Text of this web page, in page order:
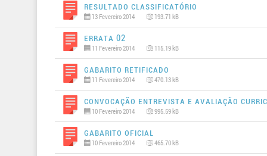
Resultado Classificatório
13 Fevereiro 2014 193.71 kB
Errata 02
11 Fevereiro 2014 115.19 kB
Gabarito Retificado
11 Fevereiro 2014 470.13 kB
Convocação Entrevista e Avaliação
10 Fevereiro 2014 995.59 kB
Gabarito Oficial
10 Fevereiro 2014 465.70 kB